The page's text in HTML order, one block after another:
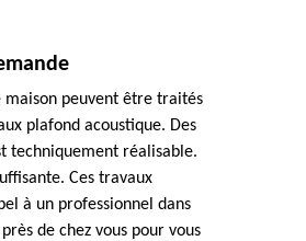
maison peuvent être traités
plafond acoustique. Des
techniquement réalisable.
Ces travaux
à un professionnel dans
de chez vous pour vous